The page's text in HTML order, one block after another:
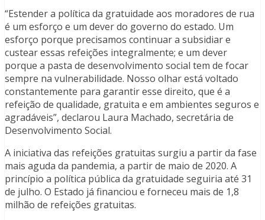
“Estender a política da gratuidade aos moradores de rua
é um esforço e um dever do governo do estado. Um
esforço porque precisamos continuar a subsidiar e
custear essas refeições integralmente; e um dever
porque a pasta de desenvolvimento social tem de focar
sempre na vulnerabilidade. Nosso olhar está voltado
constantemente para garantir esse direito, que é a
refeição de qualidade, gratuita e em ambientes seguros e
agradáveis”, declarou Laura Machado, secretária de
Desenvolvimento Social.
A iniciativa das refeições gratuitas surgiu a partir da fase
mais aguda da pandemia, a partir de maio de 2020. A
princípio a política pública da gratuidade seguiria até 31
de julho. O Estado já financiou e forneceu mais de 1,8
milhão de refeições gratuitas.